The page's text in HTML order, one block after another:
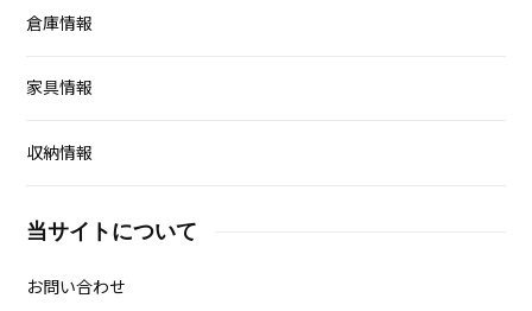
倉庫情報
家具情報
収納情報
当サイトについて
お問い合わせ